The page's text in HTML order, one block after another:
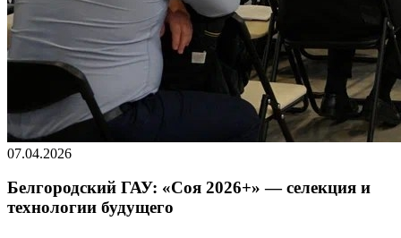
07.04.2026
Белгородский ГАУ: «Соя 2026+» — селекция и
технологии будущего